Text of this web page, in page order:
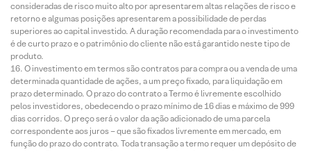
consideradas de risco muito alto por apresentarem altas relações de risco e
retorno e algumas posições apresentarem a possibilidade de perdas
superiores ao capital investido. A duração recomendada para o investimento
é de curto prazo e o patrimônio do cliente não está garantido neste tipo de
produto.
O investimento em termos são contratos para compra ou a venda de uma
determinada quantidade de ações, a um preço fixado, para liquidação em
prazo determinado. O prazo do contrato a Termo é livremente escolhido
pelos investidores, obedecendo o prazo mínimo de 16 dias e máximo de 999
dias corridos. O preço será o valor da ação adicionado de uma parcela
correspondente aos juros – que são fixados livremente em mercado, em
função do prazo do contrato. Toda transação a termo requer um depósito de